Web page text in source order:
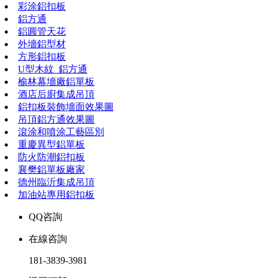
彩涂鋁扣板
鋁方通
鋁圓管天花
外墻鋁型材
方形鋁扣板
U型木紋_鋁方通
榆林幕墻廠鋁單板
酒店后廚集成吊頂
鋁扣板裝飾墻面效果圖
吊頂鋁方通效果圖
滾涂和噴涂工藝區別
重慶異型鋁單板
防火防潮鋁扣板
襄樊鋁單板廠家
德州臨沂集成吊頂
加油站專用鋁扣板
QQ咨詢
在線咨詢
181-3839-3981